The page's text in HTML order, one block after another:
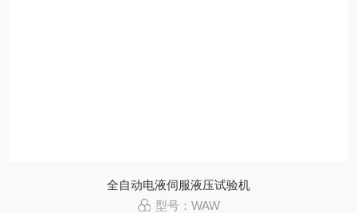
全自动电液伺服液压试验机
型号：WAW